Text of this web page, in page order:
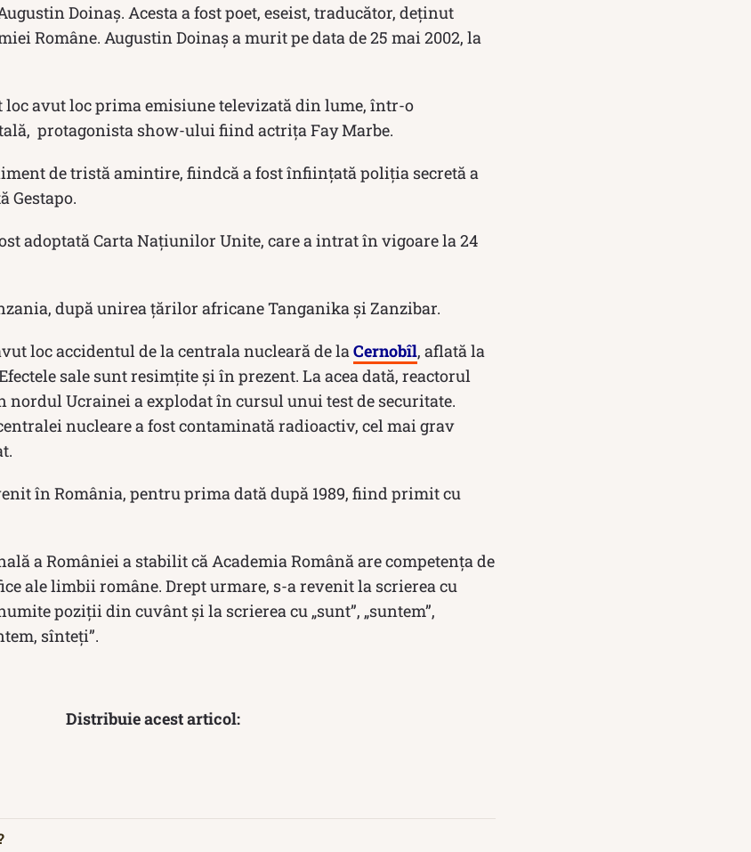
Doinaș. Acesta a fost poet, eseist, traducător, deținut
Române. Augustin Doinaș a murit pe data de 25 mai 2002, la
loc avut loc prima emisiune televizată din lume, într-o
protagonista show-ului fiind actrița Fay Marbe.
de tristă amintire, fiindcă a fost înființată poliția secretă a
Gestapo.
adoptată Carta Națiunilor Unite, care a intrat în vigoare la 24
după unirea țărilor africane Tanganika și Zanzibar.
loc accidentul de la centrala nucleară de la Cernobîl, aflată la
sale sunt resimțite și în prezent. La acea dată, reactorul
Ucrainei a explodat în cursul unui test de securitate.
nucleare a fost contaminată radioactiv, cel mai grav
în România, pentru prima dată după 1989, fiind primit cu
a României a stabilit că Academia Română are competența de
ale limbii române. Drept urmare, s-a revenit la scrierea cu
poziții din cuvânt și la scrierea cu „sunt”, „suntem”,
sînteți”.
Distribuie acest articol: